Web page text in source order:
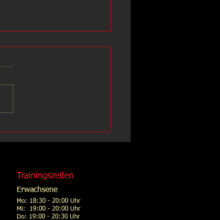
Trainingszeiten
Erwachsene
Mo: 18:30 - 20:00 Uhr
Mi: 19:00 - 20:00 Uhr
Do: 19:00 - 20:30 Uhr